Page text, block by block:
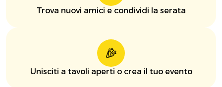
Trova nuovi amici e condividi la serata
Unisciti a tavoli aperti o crea il tuo evento